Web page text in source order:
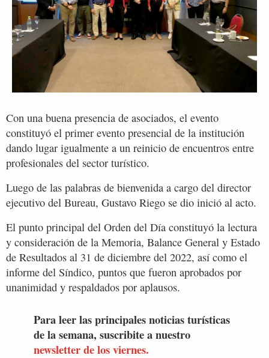
Con una buena presencia de asociados, el evento
constituyó el primer evento presencial de la institución
dando lugar igualmente a un reinicio de encuentros entre
profesionales del sector turístico.
Luego de las palabras de bienvenida a cargo del director
ejecutivo del Bureau, Gustavo Riego se dio inició al acto.
El punto principal del Orden del Día constituyó la lectura
y consideración de la Memoria, Balance General y Estado
de Resultados al 31 de diciembre del 2022, así como el
informe del Síndico, puntos que fueron aprobados por
unanimidad y respaldados por aplausos.
Para leer las principales noticias turísticas
de la semana, suscribite a nuestro
newsletter de los viernes.